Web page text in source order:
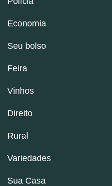
Economia
Seu bolso
Feira
Vinhos
Direito
Rural
Variedades
Sua Casa